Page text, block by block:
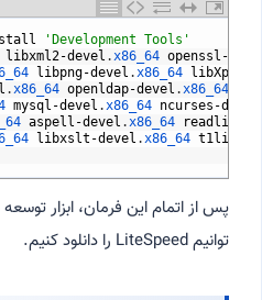
'Development Tools'
libxml2-devel .x86_64 openssl -
libpng-devel .x86_64 libXpm
.x86_64 openldap-devel .x86_64
mysql -devel .x86_64 ncurses -devel
aspell -devel .x86_64 readline
libxslt -devel .x86_64 t1lib
پس از اتمام این فرمان، ابزار
توانیم LiteSpeed را دانلود کنیم.